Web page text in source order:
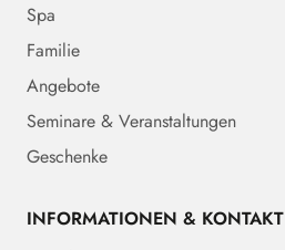
Spa
Familie
Angebote
Seminare & Veranstaltungen
Geschenke
INFORMATIONEN & KONTAKT